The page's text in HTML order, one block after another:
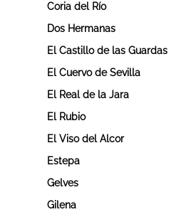
Coria del Río
Dos Hermanas
El Castillo de las Guardas
El Cuervo de Sevilla
El Real de la Jara
El Rubio
El Viso del Alcor
Estepa
Gelves
Gilena